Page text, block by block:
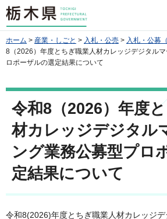
栃木県
ホーム > 産業・しごと > 入札・公売 > 入札・公募
8（2026）年度とちぎ職業人材カレッジデジタル
ロポーザルの選定結果について
令和8（2026）年度
材カレッジデジタル
ング業務公募型プロ
定結果について
令和8(2026)年度とちぎ職業人材カレッジ